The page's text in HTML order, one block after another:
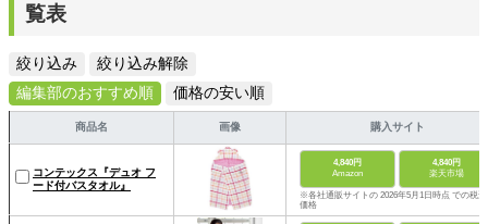
覧表
絞り込み
絞り込み解除
編集部のおすすめ順
価格の安い順
商品名 画像 購入サイト
コンテックス『デュオ フ
ード付バスタオル』
4,840円
Amazon
4,840円
楽天市場
※各社通販サイトの 2026年5月1日時点 での税込
価格